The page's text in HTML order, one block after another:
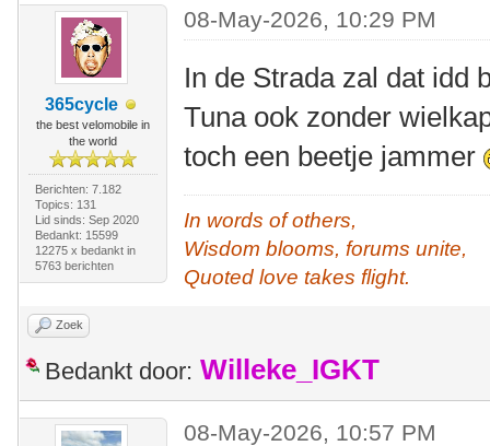
365cycle
the best velomobile in
the world
Berichten: 7.182
Topics: 131
Lid sinds: Sep 2020
Bedankt: 15599
12275 x bedankt in
5763 berichten
08-May-2026, 10:29 PM
In de Strada zal dat idd
Tuna ook zonder
toch een beetje jammer
In words of others,
Wisdom blooms, forums unite,
Quoted love takes flight.
Zoek
Bedankt door: Willeke_IGKT
08-May-2026, 10:57 PM